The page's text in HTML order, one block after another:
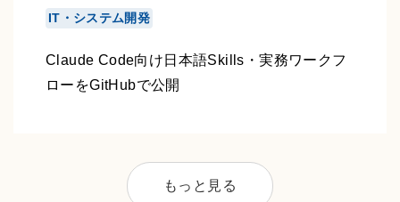
IT・システム開発
Claude Code向け日本語Skills・実務ワークフ
ローをGitHubで公開
もっと見る